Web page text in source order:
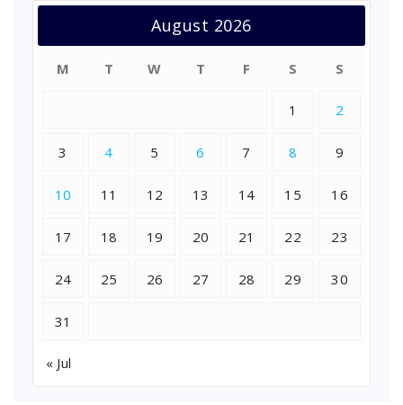
August 2026
M T W T F S S
1 2
3 4 5 6 7 8 9
10 11 12 13 14 15 16
17 18 19 20 21 22 23
24 25 26 27 28 29 30
31
« Jul